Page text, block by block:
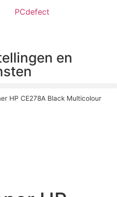
en
HP CE278A Black Multicolour